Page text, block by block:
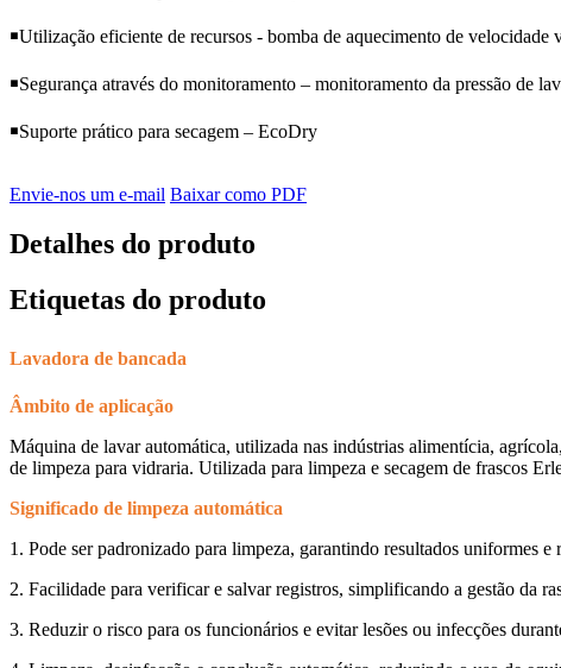
￭Utilização eficiente de recursos - bomba de aquecimento de velocidade
￭Segurança através do monitoramento – monitoramento da pressão de
￭Suporte prático para secagem – EcoDry
Envie-nos um e-mail Baixar como PDF
Detalhes do produto
Etiquetas do produto
Lavadora de bancada
Âmbito de aplicação
Máquina de lavar automática, utilizada nas indústrias alimentícia,
de limpeza para vidraria. Utilizada para limpeza e secagem de frascos
Significado de limpeza automática
1. Pode ser padronizado para limpeza, garantindo resultados uniformes e
2. Facilidade para verificar e salvar registros, simplificando a gestão da
3. Reduzir o risco para os funcionários e evitar lesões ou infecções